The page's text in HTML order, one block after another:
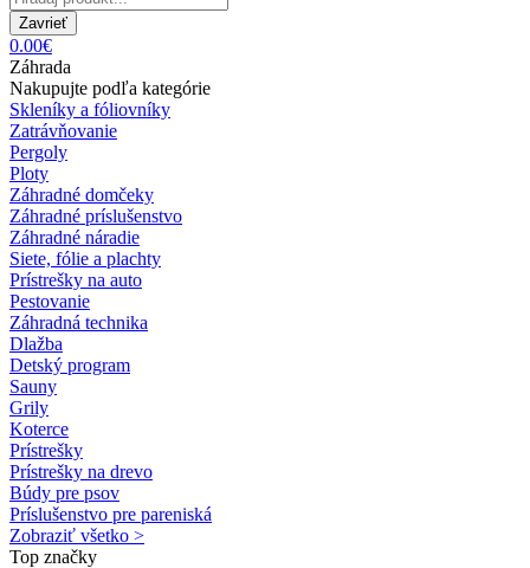
Zavrieť
0.00€
Záhrada
Nakupujte podľa kategórie
Skleníky a fóliovníky
Zatrávňovanie
Pergoly
Ploty
Záhradné domčeky
Záhradné príslušenstvo
Záhradné náradie
Siete, fólie a plachty
Prístrešky na auto
Pestovanie
Záhradná technika
Dlažba
Detský program
Sauny
Grily
Koterce
Prístrešky
Prístrešky na drevo
Búdy pre psov
Príslušenstvo pre pareniská
Zobraziť všetko >
Top značky